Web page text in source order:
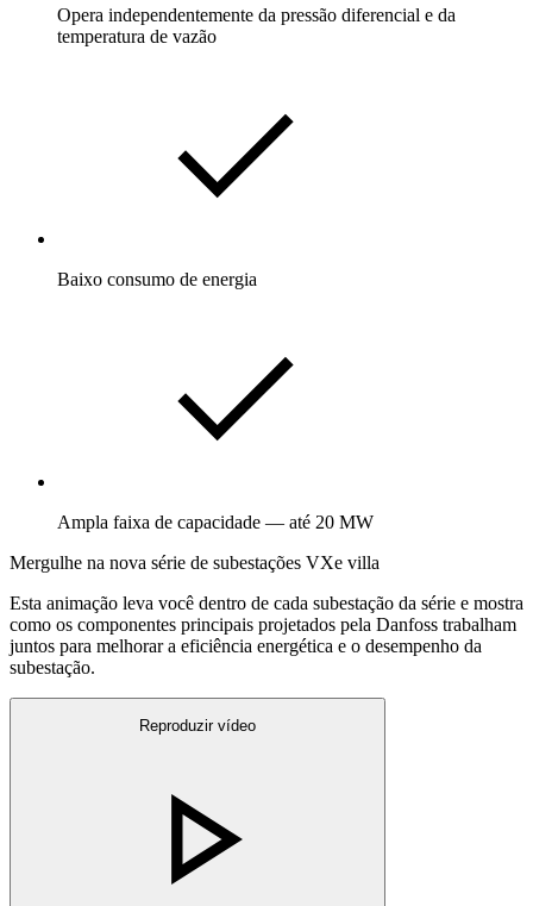
Opera independentemente da pressão diferencial e da
temperatura de vazão
Baixo consumo de energia
Ampla faixa de capacidade — até 20 MW
Mergulhe na nova série de subestações VXe villa
Esta animação leva você dentro de cada subestação da série e mostra
como os componentes principais projetados pela Danfoss trabalham
juntos para melhorar a eficiência energética e o desempenho da
subestação.
Reproduzir vídeo